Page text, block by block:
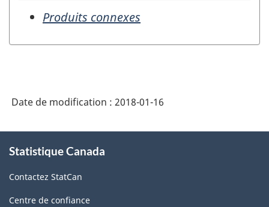
Produits connexes
Date de modification : 2018-01-16
propos
ce
site
Statistique Canada
Contactez StatCan
Centre de confiance